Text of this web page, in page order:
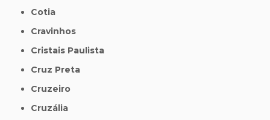
Cotia
Cravinhos
Cristais Paulista
Cruz Preta
Cruzeiro
Cruzália